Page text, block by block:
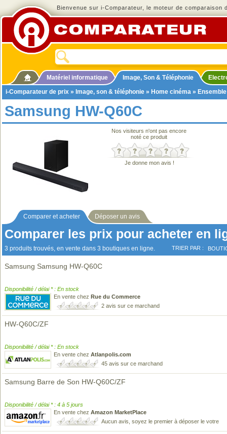
Bienvenue sur i-Comparateur, le moteur de comparaison
Matériel informatique Image, Son & Téléphonie
i-Comparateur de prix » Image, son & téléphonie » Home cinéma »
Samsung HW-Q60C
Nos visiteurs n'ont pas encore
noté ce produit
Je donne mon avis !
Comparer et acheter Déposer un avis
Comparer les prix pour acheter en
3 produits trouvés, en vente dans 3 boutiques en ligne. TRIER PAR :
Samsung Samsung HW-Q60C
Disponibilité / délai * : En stock
En vente chez Rue du Commerce
2 avis sur ce marchand
HW-Q60C/ZF
Disponibilité / délai * : En stock
En vente chez Atlanpolis.com
45 avis sur ce marchand
Samsung Barre de Son HW-Q60C/ZF
Disponibilité / délai * : 4 à 5 jours
En vente chez Amazon MarketPlace
Aucun avis, soyez le premier à déposer le votre